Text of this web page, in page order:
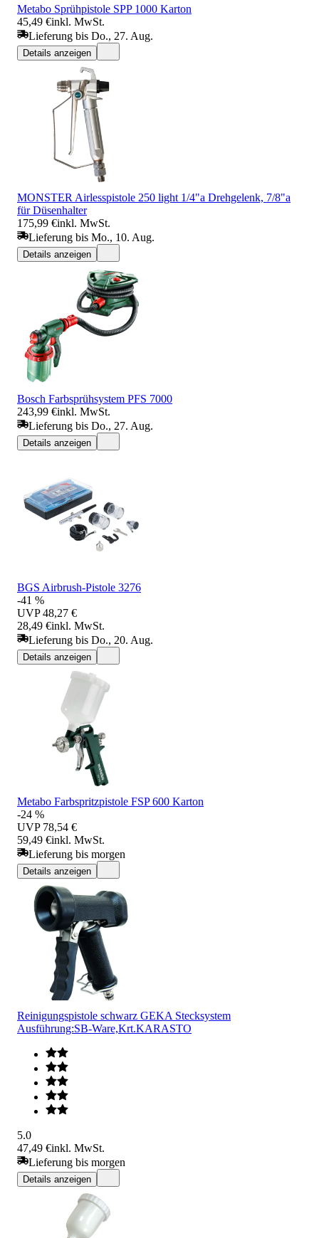
Metabo Sprühpistole SPP 1000 Karton
45,49 €inkl. MwSt.
Lieferung bis Do., 27. Aug.
Details anzeigen
MONSTER Airlesspistole 250 light 1/4"a Drehgelenk, 7/8"a
für Düsenhalter
175,99 €inkl. MwSt.
Lieferung bis Mo., 10. Aug.
Details anzeigen
Bosch Farbsprühsystem PFS 7000
243,99 €inkl. MwSt.
Lieferung bis Do., 27. Aug.
Details anzeigen
BGS Airbrush-Pistole 3276
-41 %
UVP 48,27 €
28,49 €inkl. MwSt.
Lieferung bis Do., 20. Aug.
Details anzeigen
Metabo Farbspritzpistole FSP 600 Karton
-24 %
UVP 78,54 €
59,49 €inkl. MwSt.
Lieferung bis morgen
Details anzeigen
Reinigungspistole schwarz GEKA Stecksystem
Ausführung:SB-Ware,Krt.KARASTO
5.0
47,49 €inkl. MwSt.
Lieferung bis morgen
Details anzeigen